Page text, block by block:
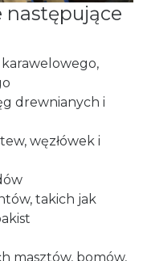
następujące
karawelowego,
drewnianych i
węzłówek i
takich jak
masztów, bomów,